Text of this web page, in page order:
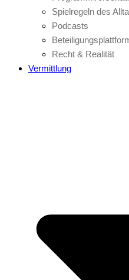
Spielregeln des
Podcasts
Recht & Realität
Vermittlung